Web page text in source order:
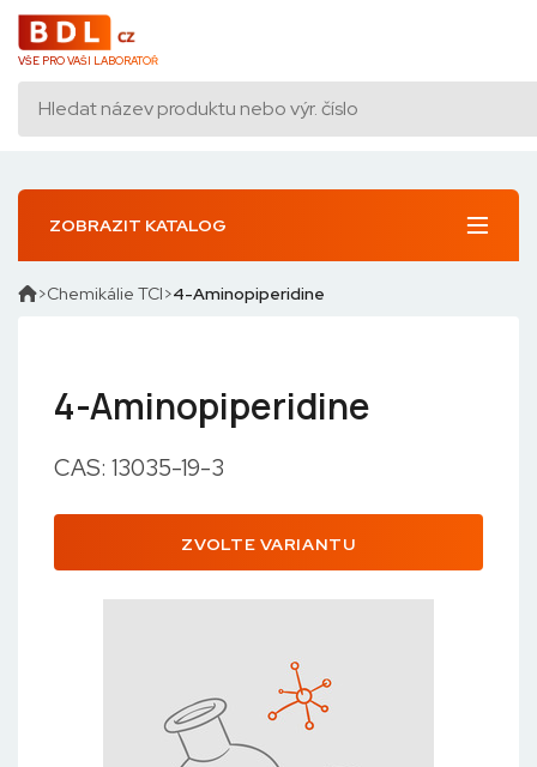
VŠE PRO VAŠI LABORATOŘ
ZOBRAZIT KATALOG
Chemikálie TCI 4-Aminopiperidine
4-Aminopiperidine
CAS: 13035-19-3
ZVOLTE VARIANTU